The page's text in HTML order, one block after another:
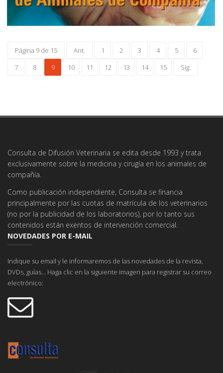
Página 9 de 15 Ant. 1 2 3 4 5
6
7
8 9 10 11 12 13 14 15 Sig.
Consulta de Difusión Veterinaria se edita desde 1993 y trata
exclusivamente sobre la medicina y cirugía en los animales de
compañía.
Como publicación independiente, Consulta se financia
principalmente por las cuotas de matrícula de los veterinarios
(no por la publicidad de los laboratorios), por lo tanto sus
contenidos están exentos de intervención comercial.
NOVEDADES POR E-MAIL
Indique su email y le informaremos de las novedades de la revista,
DVDs, guías... Haga clic en la siguiente imagen para registrar su correo
electrónico: